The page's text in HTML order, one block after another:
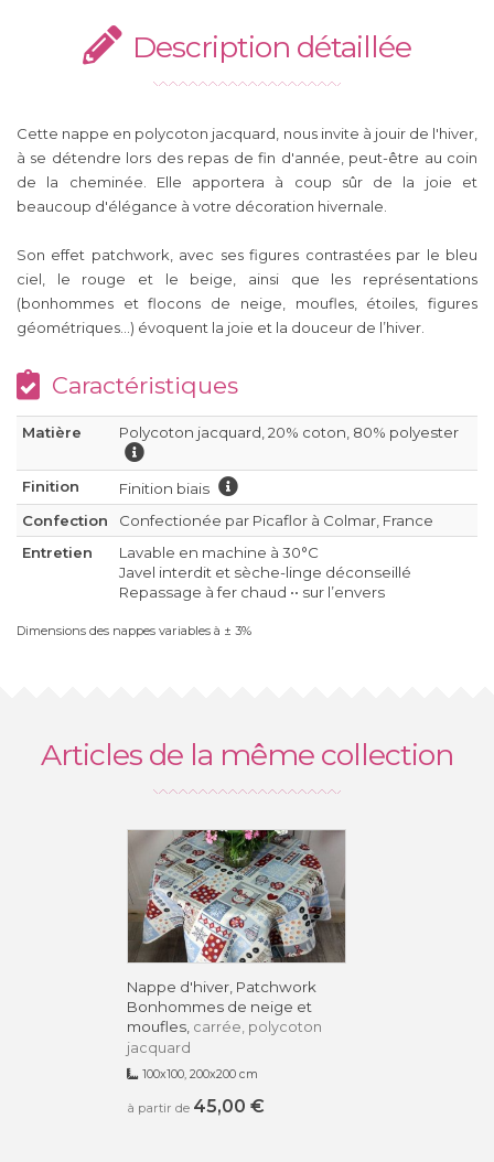
Description détaillée
Cette nappe en polycoton jacquard, nous invite à jouir de l'hiver,
à se détendre lors des repas de fin d'année, peut-être au coin
de la cheminée. Elle apportera à coup sûr de la joie et
beaucoup d'élégance à votre décoration hivernale.
Son effet patchwork, avec ses figures contrastées par le bleu
ciel, le rouge et le beige, ainsi que les représentations
(bonhommes et flocons de neige, moufles, étoiles, figures
géométriques...) évoquent la joie et la douceur de l’hiver.
Caractéristiques
Matière Polycoton jacquard, 20% coton, 80% polyester
Finition
Finition biais
Confection
Confectionée par Picaflor à Colmar, France
Entretien
Lavable en machine à 30°C
Javel interdit et sèche-linge déconseillé
Repassage à fer chaud •• sur l’envers
Dimensions des nappes variables à ± 3%
Articles de la même collection
Nappe d'hiver, Patchwork
Bonhommes de neige et
moufles, carrée, polycoton
jacquard
100x100, 200x200 cm
à partir de 45,00 €